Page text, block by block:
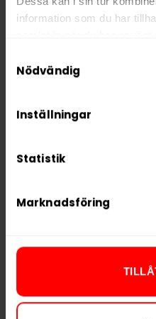
information som du har
We work with
Nödvändig
Inställningar
Statistik
Marknadsföring
Nikotin per dosa
Vikt per portion
Tillverkare
RELATERADE